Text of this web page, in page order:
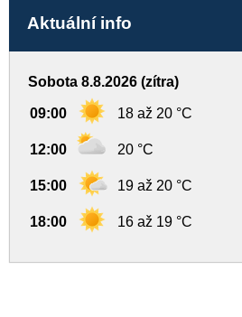
Aktuální info
Sobota 8.8.2026 (zítra)
09:00 18 až 20 °C
12:00 20 °C
15:00 19 až 20 °C
18:00 16 až 19 °C